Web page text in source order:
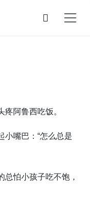
阿鲁西吃饭。
小嘴巴：“怎么总是
怕小孩子吃不饱，